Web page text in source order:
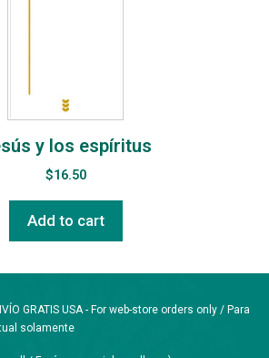
y los espíritus
$16.50
Add to cart
GRATIS USA - For web-store orders only / Para
solamente